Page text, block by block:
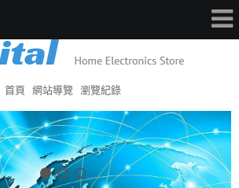
首頁 網站導覽 瀏覽紀錄